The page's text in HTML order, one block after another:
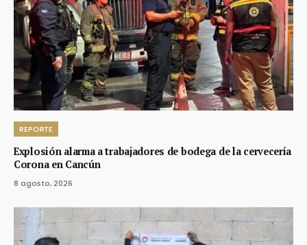
REPORTE
Explosión alarma a trabajadores de bodega de la cervecería
Corona en Cancún
8 agosto, 2026